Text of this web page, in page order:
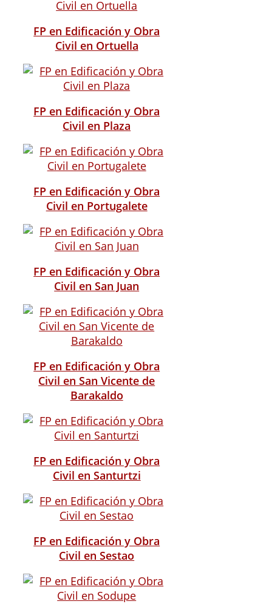
FP en Edificación y Obra
Civil en Ortuella
FP en Edificación y Obra
Civil en Plaza
FP en Edificación y Obra
Civil en Portugalete
FP en Edificación y Obra
Civil en San Juan
FP en Edificación y Obra
Civil en San Vicente de
Barakaldo
FP en Edificación y Obra
Civil en Santurtzi
FP en Edificación y Obra
Civil en Sestao